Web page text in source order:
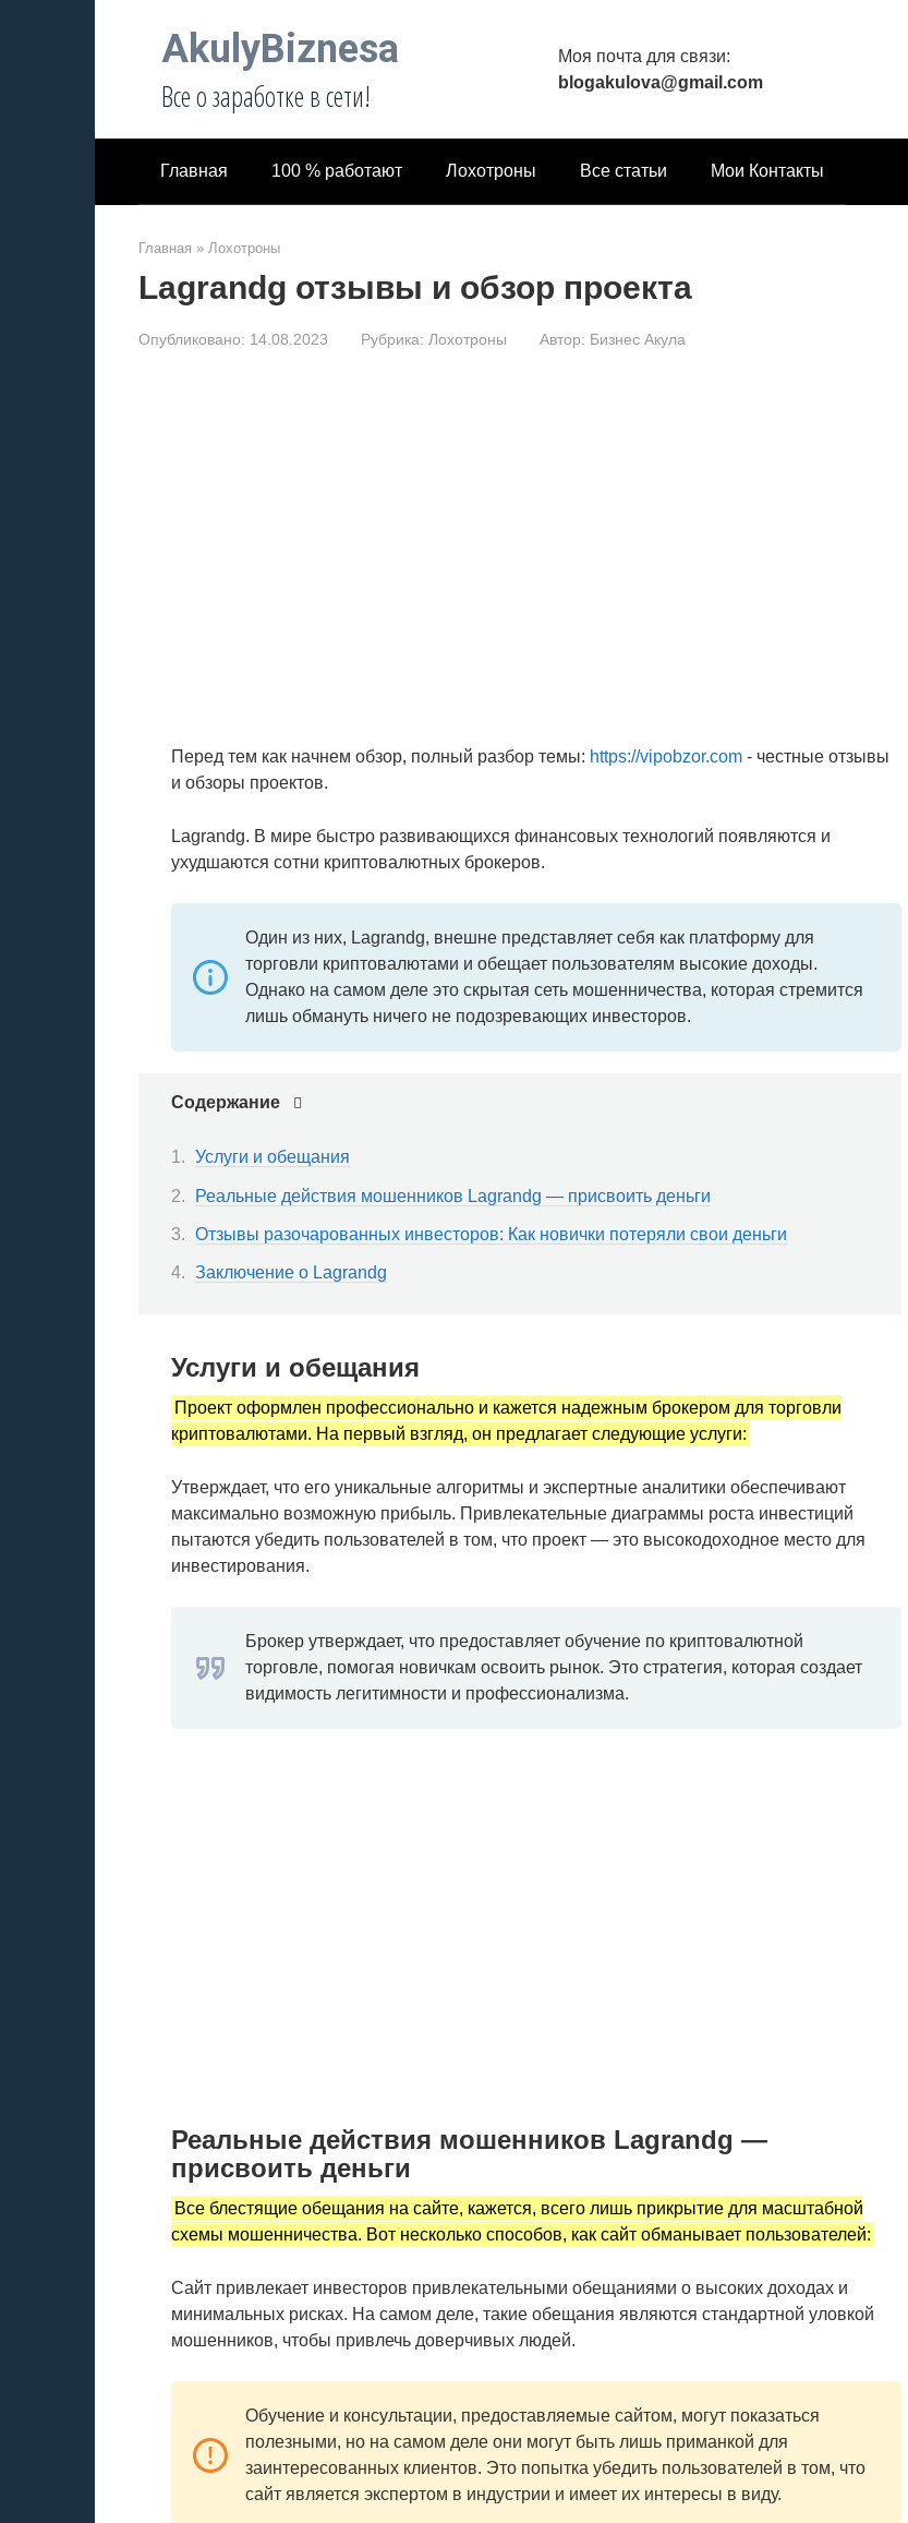
AkulyBiznesa
Все о заработке в сети!
Моя почта для связи:
blogakulova@gmail.com
Главная 100 % работают Лохотроны Все статьи Мои Контакты
Главная » Лохотроны
Lagrandg отзывы и обзор проекта
Опубликовано: 14.08.2023 Рубрика: Лохотроны Автор: Бизнес Акула
Перед тем как начнем обзор, полный разбор темы: https://vipobzor.com - честные отзывы
и обзоры проектов.
Lagrandg. В мире быстро развивающихся финансовых технологий появляются и
ухудшаются сотни криптовалютных брокеров.
Один из них, Lagrandg, внешне представляет себя как платформу для
торговли криптовалютами и обещает пользователям высокие доходы.
Однако на самом деле это скрытая сеть мошенничества, которая стремится
лишь обмануть ничего не подозревающих инвесторов.
Содержание
Услуги и обещания
Реальные действия мошенников Lagrandg — присвоить деньги
Отзывы разочарованных инвесторов: Как новички потеряли свои деньги
Заключение о Lagrandg
Услуги и обещания
Проект оформлен профессионально и кажется надежным брокером для торговли
криптовалютами. На первый взгляд, он предлагает следующие услуги:
Утверждает, что его уникальные алгоритмы и экспертные аналитики обеспечивают
максимально возможную прибыль. Привлекательные диаграммы роста инвестиций
пытаются убедить пользователей в том, что проект — это высокодоходное место для
инвестирования.
Брокер утверждает, что предоставляет обучение по криптовалютной
торговле, помогая новичкам освоить рынок. Это стратегия, которая создает
видимость легитимности и профессионализма.
Реальные действия мошенников Lagrandg —
присвоить деньги
Все блестящие обещания на сайте, кажется, всего лишь прикрытие для масштабной
схемы мошенничества. Вот несколько способов, как сайт обманывает пользователей:
Сайт привлекает инвесторов привлекательными обещаниями о высоких доходах и
минимальных рисках. На самом деле, такие обещания являются стандартной уловкой
мошенников, чтобы привлечь доверчивых людей.
Обучение и консультации, предоставляемые сайтом, могут показаться
полезными, но на самом деле они могут быть лишь приманкой для
заинтересованных клиентов. Это попытка убедить пользователей в том, что
сайт является экспертом в индустрии и имеет их интересы в виду.